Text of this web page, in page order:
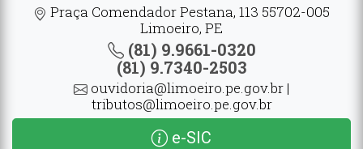
Praça Comendador Pestana, 113 55702-005
Limoeiro, PE
(81) 9.9661-0320
(81) 9.7340-2503
ouvidoria@limoeiro.pe.gov.br |
tributos@limoeiro.pe.gov.br
e-SIC